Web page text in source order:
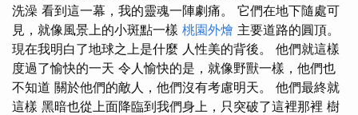
洗澡 看到這一幕，我的靈魂一陣劇痛。 它們在地下隨處可
見，就像風景上的小斑點一樣 桃園外燴 主要道路的圓頂。
現在我明白了地球之上是什麼 人性美的背後。 他們就這樣
度過了愉快的一天 令人愉快的是，就像野獸一樣，他們也
不知道 關於他們的敵人，他們沒有考慮明天。 他們最終就
這樣 黑暗也從上面降臨到我們身上，只突破了這裡那裡 樹